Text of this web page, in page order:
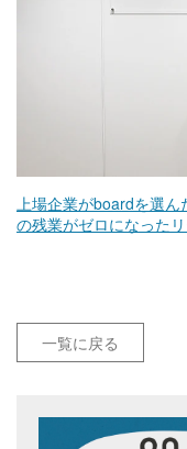
上場企業がboardを選
の残業がゼロになった
一覧に戻る